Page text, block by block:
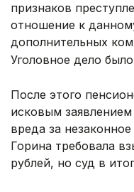
признаков
отношение к
дополнительных
Уголовное дело было
После этого
исковым
вреда за
Горина требовала
рублей, но суд в